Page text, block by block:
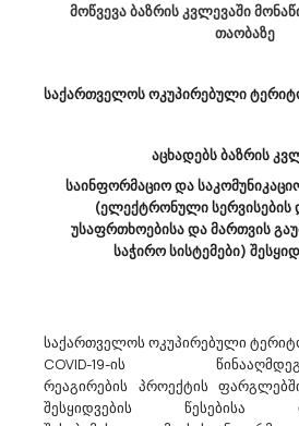
79800000 - ბეჭდვა და მასთან
მოგახსენებთ, რომ სსიპ
ატარებს ფასთა კვლევას 2021-2022
ვერცხლის მედალოსანთა
გარდაბნის მუნიციპალიტეტისმერია,
მუნიციპალიტეტებთან (ქვემო
ქართლისსახელმწიფოადმინისტრაცია,
დმანისი, თეთრიწყარო, მარნეული,
მოწვევა ბაზრის კვლევაში
თაობაზე
საქართველოს ოკუპირებული
აცხადებს ბაზრის
საინფორმაციო და
(ელექტრონული სერვისების
უსაფრთხოებისა და მართვის
საჭირო სისტემები)
საქართველოს ოკუპირებული
COVID-19-ის
რეაგირების პროექტის
შესყიდვების წესებისა